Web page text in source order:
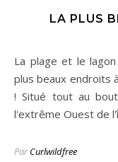
LA PLUS
La plage et le lagon de Balos Beach comptent parmi les
plus beaux endroits
! Situé tout au
l'extrême Ouest de
ParCurlwildfree